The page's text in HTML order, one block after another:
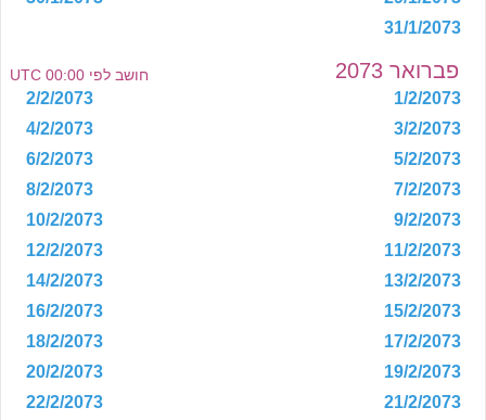
31/1/2073
פברואר 2073 חושב לפי 00:00 UTC
1/2/2073
2/2/2073
3/2/2073
4/2/2073
5/2/2073
6/2/2073
7/2/2073
8/2/2073
9/2/2073
10/2/2073
11/2/2073
12/2/2073
13/2/2073
14/2/2073
15/2/2073
16/2/2073
17/2/2073
18/2/2073
19/2/2073
20/2/2073
21/2/2073
22/2/2073